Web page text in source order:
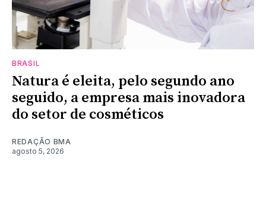
BRASIL
Natura é eleita, pelo segundo ano
seguido, a empresa mais inovadora
do setor de cosméticos
REDAÇÃO BMA
agosto 5, 2026